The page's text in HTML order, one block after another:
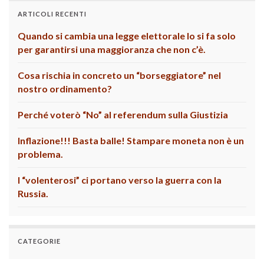
ARTICOLI RECENTI
Quando si cambia una legge elettorale lo si fa solo
per garantirsi una maggioranza che non c’è.
Cosa rischia in concreto un “borseggiatore” nel
nostro ordinamento?
Perché voterò “No” al referendum sulla Giustizia
Inflazione!!! Basta balle! Stampare moneta non è un
problema.
I “volenterosi” ci portano verso la guerra con la
Russia.
CATEGORIE